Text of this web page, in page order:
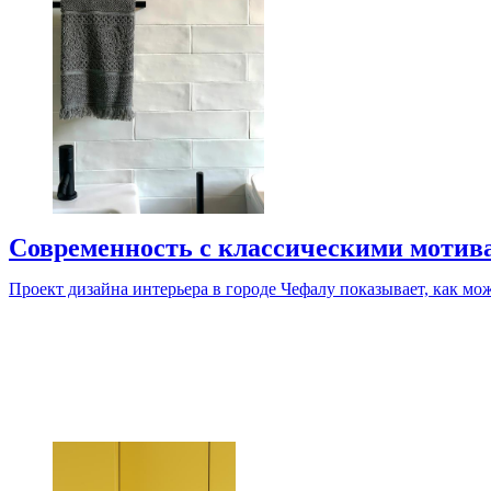
Современность с классическими
Проект дизайна интерьера в городе Чефалу показывает, как